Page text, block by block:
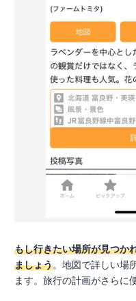
もし行きたい場所が見つか
ましょう。地図で詳しい場
ます。旅行の計画がさらに